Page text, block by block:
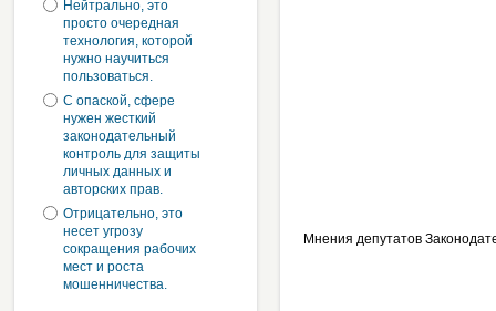
Нейтрально, это
просто очередная
технология, которой
нужно научиться
пользоваться.
С опаской, сфере
нужен жесткий
законодательный
контроль для защиты
личных данных и
авторских прав.
Отрицательно, это
несет угрозу
сокращения рабочих
мест и роста
мошенничества.
Мнения депутатов